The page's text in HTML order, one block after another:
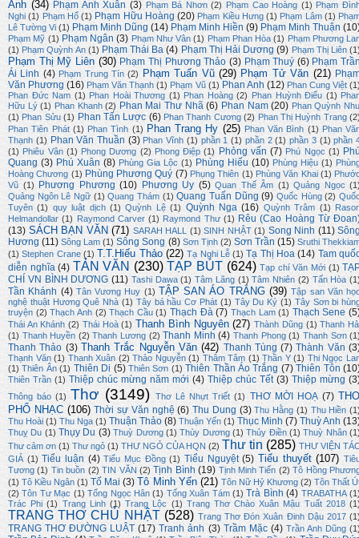
Ánh (34) Phạm Anh Xuân (3) Phạm Bá Nhơn (2) Phạm Cao Hoàng (1) Phạm
Nghi (1) Phạm Hổ (1) Phạm Hữu Hoàng (20) Phạm Kiều Hưng (1) Phạm Lâm (1)
Lê Tường Vi (1) Phạm Minh Dũng (14) Phạm Minh Hiền (9) Phạm Minh Thuận
Phạm Mỹ (1) Phạm Ngân (3) Phạm Như Vân (1) Phạm Phan Hòa (1) Phạm Phương
(1) Phạm Quỳnh An (1) Phạm Thái Ba (4) Phạm Thị Hải Dương (9) Phạm Thị Liên
Phạm Thị Mỹ Liên (30) Phạm Thị Phương Thảo (3) Phạm Thuý (6) Phạm
Ái Linh (4) Phạm Trung Tín (2) Phạm Tuấn Vũ (29) Phạm Tử Văn (21)
Văn Phương (16) Phạm Văn Thạnh (1) Phạm Vũ (1) Phan Anh (12) Phan Cung Việt
Phan Đức Nam (1) Phan Hoài Thương (1) Phan Hoàng (2) Phan Huỳnh Điểu (1)
Hữu Lý (1) Phan Khanh (2) Phan Mai Thư Nhã (6) Phan Nam (20) Phan Quỳnh
(1) Phan Sửu (1) Phan Tấn Lược (6) Phan Thanh Cương (2) Phan Thị Huỳnh Trang
Phan Tiên Phát (1) Phan Tình (1) Phan Trang Hy (25) Phan Văn Bình (1) Phan
Thạnh (1) Phan Văn Thuần (3) Phan Vĩnh (1) phần 1 (1) phần 2 (1) phần 3 (1) phần
(1) Phiêu Vân (1) Phong Dương (2) Phong Điệp (1) Phỏng vấn (7) Phú Ngọc (1)
Quang (3) Phú Xuân (8) Phùng Gia Lộc (1) Phùng Hiếu (10) Phùng Hiệu (1)
Hoàng Chương (1) Phùng Phương Quý (7) Phụng Thiên (1) Phùng Văn Khai (1)
Vũ (1) Phương Phương (10) Phương Uy (5) Quan Thế Âm (1) Quảng Ngọc
Quảng Ngôn Lê Ngữ (1) Quang Thám (1) Quang Tuấn Dũng (9) Quốc Hùng (2)
Tuyên (1) quy luật dịch (1) Quỳnh Lệ (1) Quỳnh Nga (16) Quỳnh Trâm (1)
Helmandollar (1) Raymond Carver (1) Raymond Thư (1) Rêu (Cao Hoàng Từ
(13) SÁCH BẠN VĂN (71) SARAH HALL (1) SINH NHẬT (1) Song Ninh (11)
Hương (11) Sông Lam (1) Sông Song (8) Sơn Tịnh (2) Sơn Trần (15) Sruthi
(1) Stephen Crane (1) T.T.Hiếu Thảo (22) Tạ Nghi Lễ (1) Tạ Thị Hoa (14) Tam
diễn nghĩa (4) TẢN VĂN (230) TẠP BÚT (624) Tạp chí Văn Mới (1)
CHÍ VN BÌNH DƯƠNG (11) Tashi Dawa (1) Tâm Lãng (1) Tâm Nhiên (2) Tấn Hòa
Tần Khánh (4) Tân Vương Huy (1) TẬP SAN ÁO TRẮNG (39) Tập san Văn
nghệ thuật Hương Quê Nhà (1) Tây bá hầu Cơ Phát (1) Tây Du Ký (1) Tây Sơn bi
truyện (2) Thạch Anh (2) Thạch Cầu (1) Thạch Đà (7) Thạch Lam (1) Thạch Sene
Thái An Khánh (2) Thái Hoà (1) Thanh Bình Nguyên (27) Thành Dũng (1) Thanh
(1) Thanh Huyền (2) Thanh Lương (2) Thanh Minh (4) Thanh Phong (1) Thanh Sơn
Thanh Thảo (3) Thanh Trắc Nguyễn Văn (42) Thanh Tùng (7) Thành Văn
Thạnh Văn (1) Thanh Xuân (2) Thảo Nguyễn (1) Thâm Tâm (1) Thần Y (1) Thi Ngọc
(1) Thiên Ân (1) Thiên Di (5) Thiên Sơn (1) Thiên Thần Áo Trắng (7) Thiên Tôn
Thiên Trần (1) Thiệp chúc mừng năm mới (4) Thiệp chúc Tết (3) Thiệp mừng
Thông báo (1) Thơ (3149) Thơ Lê Nhựt Triết (1) THƠ MỜI HOẠ (7)
PHỔ NHẠC (106) Thời sự Văn nghệ (6) Thu Dung (3) Thu Hằng (1) Thu Hiền
Thu Hoài (1) Thu Nga (1) Thuận Thảo (8) Thuận Yến (1) Thục Minh (7) Thuỳ Anh
Thuỵ Du (1) Thụy Du (3) Thuỳ Dương (1) Thùy Dương (1) Thủy Điền (1) Thuỳ Nhân
Thư cảm ơn (1) Thư ngỏ (1) THƯ NGỎ CỦA HQN (2) Thư tin (285) THƯ VIỆN
GIẢ (1) Tiểu luận (4) Tiểu Mục Đồng (1) Tiểu Nguyệt (5) Tiểu thuyết (107)
Tương (1) Tin buồn (2) TIN VĂN (2) Tịnh Bình (19) Tịnh Minh Tiến (2) Tô Hồng
(1) Tô Kiều Ngân (1) Tố Mai (3) Tô Minh Yến (21) Tôn Nữ Hỷ Khương (2) Tôn Thất
(2) Tôn Tư Mạc (1) Tống Ngọc Hân (1) Tống Xuân Tám (1) Trà Bình (4) TRABATHA
Trác Phi (1) Trang Linh (1) Trang Lộc (1) Trang Thơ Chào Xuân Mậu Tuất 2018
TRANG THƠ CHỦ NHẬT (528) Trang Thơ Đón Xuân Đinh Dậu 2017
TRANG THƠ ĐƯỜNG LUẬT (17) Tranh ảnh (3) Trầm Mặc (4) Trần Anh Dũng